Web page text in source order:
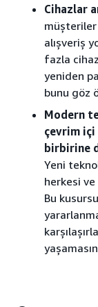
Cihazlar
müşteriler
alışveriş
fazla
yeniden
bunu göz
Modern
çevrim içi
birbirine
Yeni
herkesi
Bu